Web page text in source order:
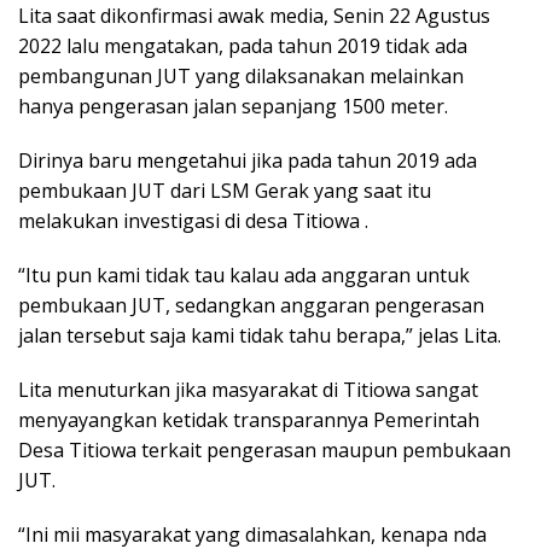
Lita saat dikonfirmasi awak media, Senin 22 Agustus
2022 lalu mengatakan, pada tahun 2019 tidak ada
pembangunan JUT yang dilaksanakan melainkan
hanya pengerasan jalan sepanjang 1500 meter.
Dirinya baru mengetahui jika pada tahun 2019 ada
pembukaan JUT dari LSM Gerak yang saat itu
melakukan investigasi di desa Titiowa .
“Itu pun kami tidak tau kalau ada anggaran untuk
pembukaan JUT, sedangkan anggaran pengerasan
jalan tersebut saja kami tidak tahu berapa,” jelas Lita.
Lita menuturkan jika masyarakat di Titiowa sangat
menyayangkan ketidak transparannya Pemerintah
Desa Titiowa terkait pengerasan maupun pembukaan
JUT.
“Ini mii masyarakat yang dimasalahkan, kenapa nda